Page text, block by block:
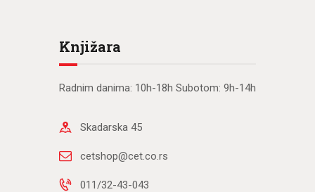
Knjižara
Radnim danima: 10h-18h Subotom: 9h-14h
Skadarska 45
cetshop@cet.co.rs
011/32-43-043